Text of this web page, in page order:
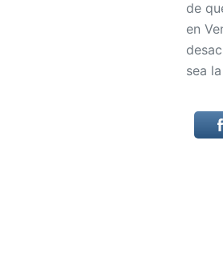
de
en
sea